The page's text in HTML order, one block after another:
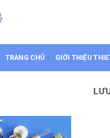
TRANG CHỦ GIỚI THIỆU